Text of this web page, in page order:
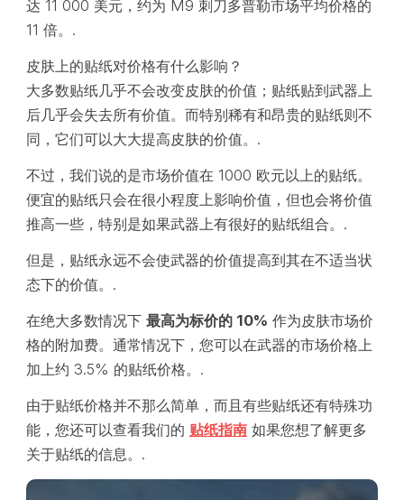
达 11 000 美元，约为 M9 刺刀多普勒市场平均价格的
11 倍。.
皮肤上的贴纸对价格有什么影响？
大多数贴纸几乎不会改变皮肤的价值；贴纸贴到武器上
后几乎会失去所有价值。而特别稀有和昂贵的贴纸则不
同，它们可以大大提高皮肤的价值。.
不过，我们说的是市场价值在 1000 欧元以上的贴纸。
便宜的贴纸只会在很小程度上影响价值，但也会将价值
推高一些，特别是如果武器上有很好的贴纸组合。.
但是，贴纸永远不会使武器的价值提高到其在不适当状
态下的价值。.
在绝大多数情况下 最高为标价的 10% 作为皮肤市场价
格的附加费。通常情况下，您可以在武器的市场价格上
加上约 3.5% 的贴纸价格。.
由于贴纸价格并不那么简单，而且有些贴纸还有特殊功
能，您还可以查看我们的 贴纸指南如果您想了解更多
关于贴纸的信息。.